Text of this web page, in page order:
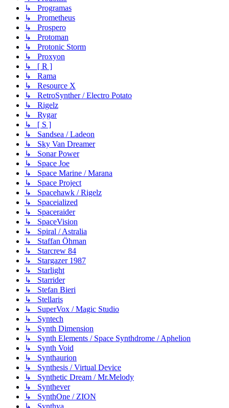
↳ Programas
↳ Prometheus
↳ Prospero
↳ Protoman
↳ Protonic Storm
↳ Proxyon
↳ [ R ]
↳ Rama
↳ Resource X
↳ RetroSynther / Electro Potato
↳ Rigelz
↳ Rygar
↳ [ S ]
↳ Sandsea / Ladeon
↳ Sky Van Dreamer
↳ Sonar Power
↳ Space Joe
↳ Space Marine / Marana
↳ Space Project
↳ Spacehawk / Rigelz
↳ Spaceialized
↳ Spaceraider
↳ SpaceVision
↳ Spiral / Astralia
↳ Staffan Öhman
↳ Starcrew 84
↳ Stargazer 1987
↳ Starlight
↳ Starrider
↳ Stefan Bieri
↳ Stellaris
↳ SuperVox / Magic Studio
↳ Syntech
↳ Synth Dimension
↳ Synth Elements / Space Synthdrome / Aphelion
↳ Synth Void
↳ Synthaurion
↳ Synthesis / Virtual Device
↳ Synthetic Dream / Mr.Melody
↳ Synthever
↳ SynthOne / ZION
↳ Synthya